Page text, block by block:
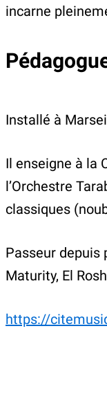
incarne
Installé à
Il enseigne à la
l’Orchestre
classiques
Passeur depuis
Maturity, El
https://